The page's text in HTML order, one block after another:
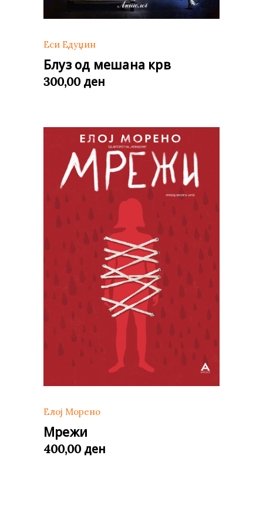
Еси Едуџин
Блуз од мешана крв
300,00 ден
Елој Морено
Мрежи
400,00 ден